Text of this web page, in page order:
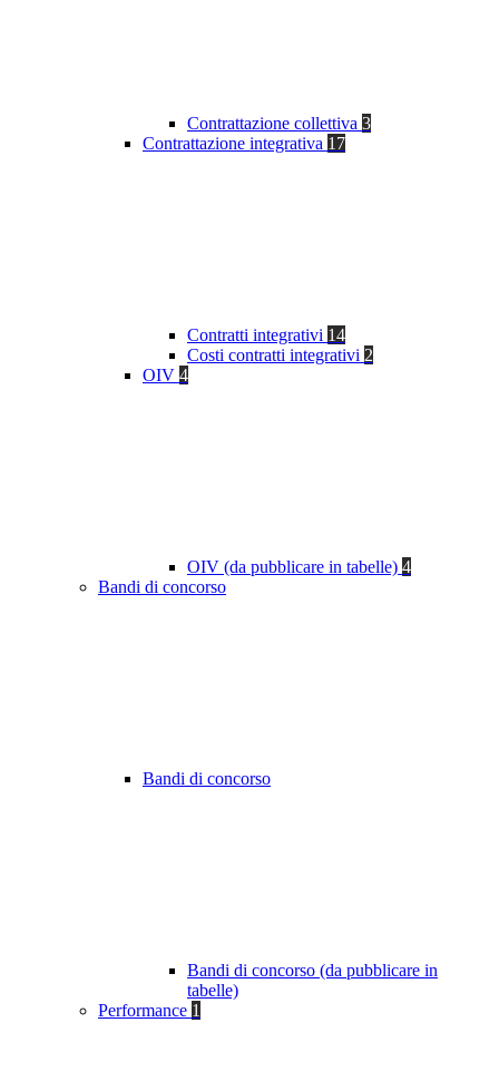
Contrattazione collettiva 3
Contrattazione integrativa 17
Contratti integrativi 14
Costi contratti integrativi 2
OIV 4
OIV (da pubblicare in tabelle) 4
Bandi di concorso
Bandi di concorso
Bandi di concorso (da pubblicare in
tabelle)
Performance 1